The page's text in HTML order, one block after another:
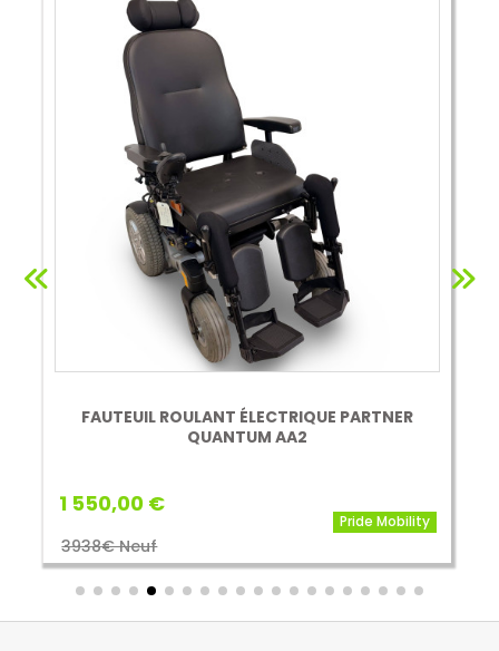
FAUTEUIL ROULANT ÉLECTRIQUE PARTNER
QUANTUM AA2
1 550,00 €
3938€ Neuf
Pride Mobility